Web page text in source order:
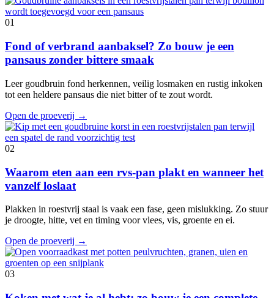
01
Fond of verbrand aanbaksel? Zo bouw je een
pansaus zonder bittere smaak
Leer goudbruin fond herkennen, veilig losmaken en rustig inkoken
tot een heldere pansaus die niet bitter of te zout wordt.
Open de proeverij →
02
Waarom eten aan een rvs-pan plakt en wanneer het
vanzelf loslaat
Plakken in roestvrij staal is vaak een fase, geen mislukking. Zo stuur
je droogte, hitte, vet en timing voor vlees, vis, groente en ei.
Open de proeverij →
03